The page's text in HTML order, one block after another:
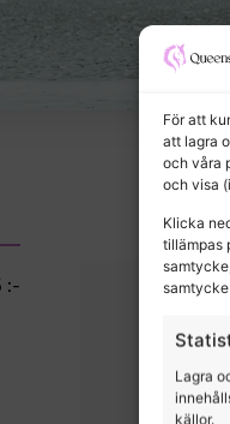
För att
att lagra
och våra
och visa
Klicka
tillämpas
Lagra
källor.
:-